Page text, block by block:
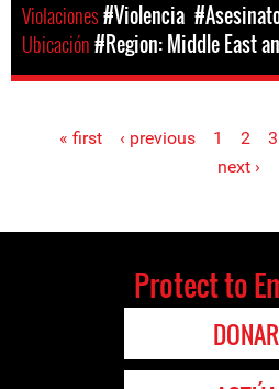
Violaciones#Violencia
Ubicación#Region: Middle East
Pages« first ‹ previous 1 2 3
next ›
Protect to
DONAR